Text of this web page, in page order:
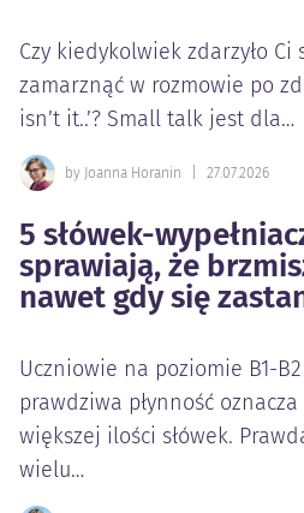
Czy kiedykolwiek zdarzyło Ci
zamarznąć w rozmowie po
isn’t it..’? Small talk jest dla…
by Joanna Horanin 27.07.2026
5 słówek-
sprawiają, że
nawet gdy się
Uczniowie na poziomie B1-
prawdziwa płynność
większej ilości słówek.
wielu…